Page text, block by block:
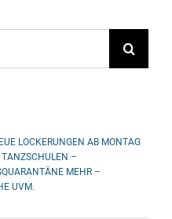
LOCKERUNGEN AB MONTAG
TANZSCHULEN –
MEHR –
UVM.